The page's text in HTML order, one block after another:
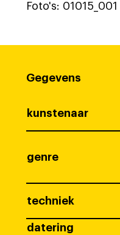
Foto's:
Gegevens
kunstenaar
genre
techniek
datering